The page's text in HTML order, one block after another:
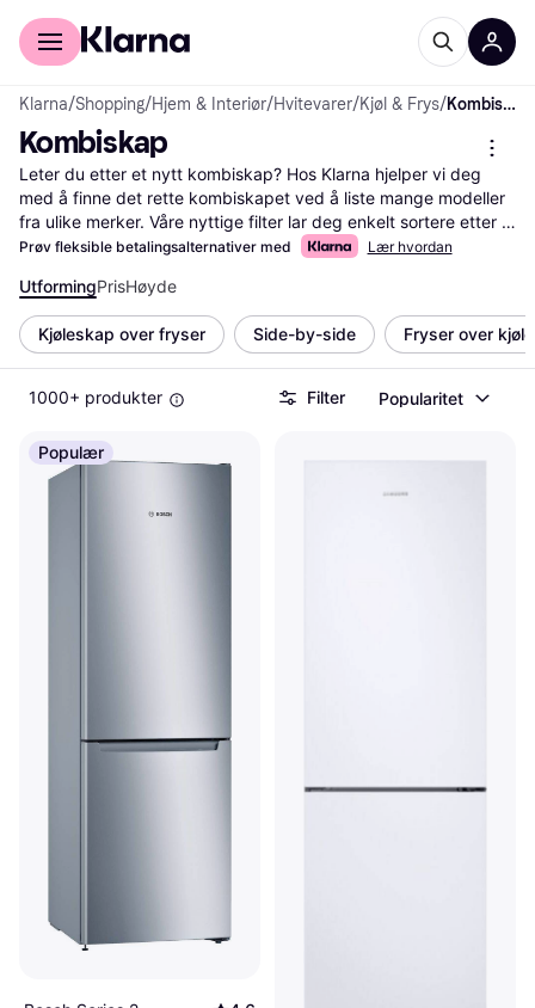
For kunder
Klarna/Shopping/Hjem & Interiør/Hvitevarer/Kjøl & Frys/ Kombiskap
Kombiskap
Leter du etter et nytt kombiskap? Hos Klarna hjelper vi deg
med å finne det rette kombiskapet ved å liste mange modeller
fra ulike merker. Våre nyttige filter lar deg enkelt sortere etter
størrelse, energiklasse og pris. Dette gjør det lettere for deg å
kan også lese brukeranmeldelser for å få innsikt i hva andre
synes om de ulike produktene. Vi gir deg all nødvendig
informasjon på ett sted, slik at du kan ta en veloverveid
beslutning. Start her for å finne ditt neste kombiskap og få
mest mulig verdi for pengene.
Les mer om kombiskap her
Prøv fleksible betalingsalternativer med Lær hvordan
UtformingPrisHøyde
Kjøleskap over fryser Side-by-side Fryser over
1000+ produkter Filter Popularitet
Populær